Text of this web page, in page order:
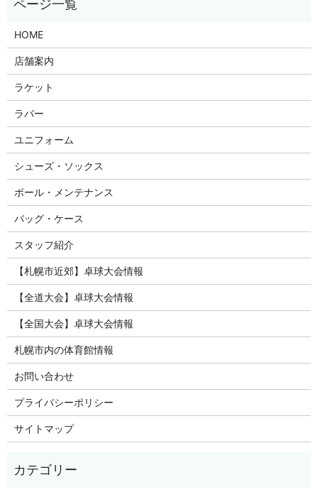
HOME
店舗案内
ラケット
ラバー
ユニフォーム
シューズ・ソックス
ボール・メンテナンス
バッグ・ケース
スタッフ紹介
【札幌市近郊】卓球大会情報
【全道大会】卓球大会情報
【全国大会】卓球大会情報
札幌市内の体育館情報
お問い合わせ
プライバシーポリシー
サイトマップ